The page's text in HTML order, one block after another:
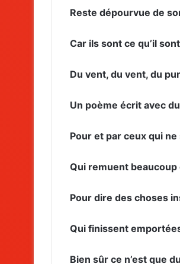
Reste dépourvue de
Car ils sont ce qu’il
Du vent, du vent, du
Un poème écrit avec
Pour et par ceux qui
Qui remuent beaucoup
Pour dire des choses
Qui finissent
Bien sûr ce n’est que